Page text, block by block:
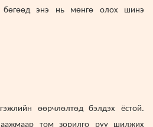
бөгөөд энэ нь мөнгө олох шинэ
өөрчлөлтөд бэлдэх ёстой.
том зорилго руу шилжих